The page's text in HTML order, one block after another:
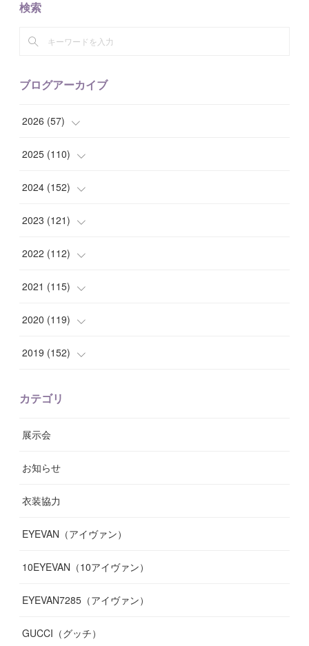
検索
ブログアーカイブ
2026 (57)
( 1)
(10)
(9)
( 7)
( 8 )
2025 (110)
(10)
(7)
( 8)
( 7 )
( 10)
9
(14
(8
(9
2024 (152)
(14)
( 15)
( 11)
( 10)
( 11)
(14
(19
(12)
(10)
2023 (121)
( 12)
( 8)
( 8)
( 6)
(12
(10
(17)
(11)
(10)
2022 (112)
( 10)
( 7)
(8)
(9
(7
(7
(10)
(11)
12)
2021 (115)
( 14)
(13)
(3
( 7
(13)
(11)
(13)
7)
2020 (119)
(7)
(
( 5
(8)
(12)
11)
2019 (152)
(10 )
(10)
13)
カテゴリ
展示会
お知らせ
衣装協力
EYEVAN（アイヴァン）
10EYEVAN（10アイヴァン）
EYEVAN7285（アイヴァン）
GUCCI（グッチ）